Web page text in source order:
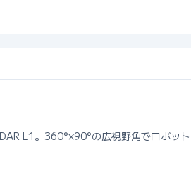
L1。360°×90°の広視野角でロボッ